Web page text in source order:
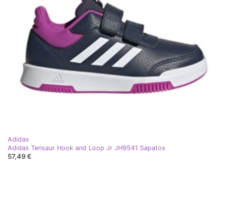
Adidas
Adidas Tensaur Hook and Loop Jr JH9541 Sapatos
57,49 €